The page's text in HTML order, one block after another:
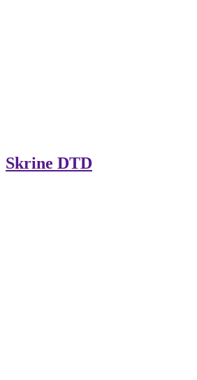
Skrine DTD